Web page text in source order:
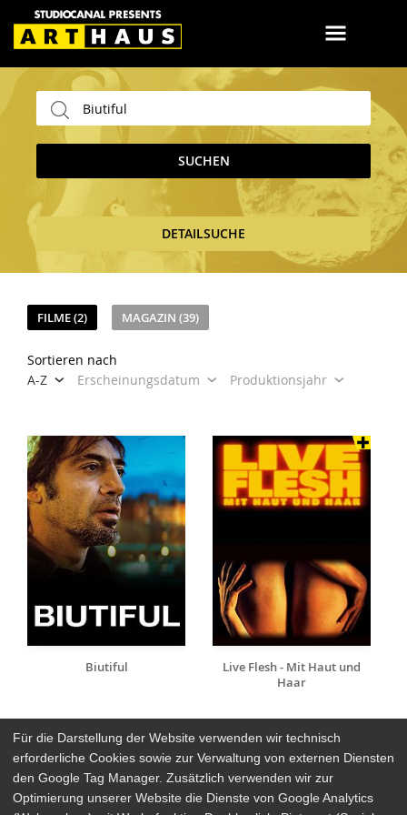
SUCHEN
DETAILSUCHE
FILME (2) MAGAZIN (39)
Sortieren nach
A-Z
Erscheinungsdatum Produktionsjahr
Biutiful
Live Flesh - Mit Haut und
Haar
Arthaus Stores
Für die Darstellung der Website verwenden wir technisch
erforderliche Cookies sowie zur Verwaltung von externen Diensten
den Google Tag Manager. Zusätzlich verwenden wir zur
Optimierung unserer Website die Dienste von Google Analytics